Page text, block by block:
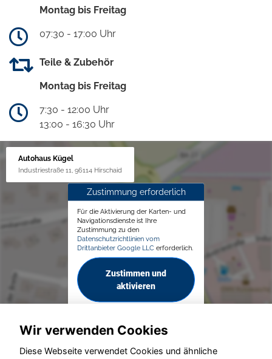
Montag bis Freitag
07:30 - 17:00 Uhr
Teile & Zubehör
Montag bis Freitag
7:30 - 12:00 Uhr
13:00 - 16:30 Uhr
Autohaus Kügel
Industriestraße 11, 96114 Hirschaid
Zustimmung erforderlich
Für die Aktivierung der Karten- und
Navigationsdienste ist Ihre
Zustimmung zu den
Datenschutzrichtlinien vom
Drittanbieter Google LLC erforderlich.
Zustimmen und
aktivieren
Wir verwenden Cookies
Diese Webseite verwendet Cookies und ähnliche